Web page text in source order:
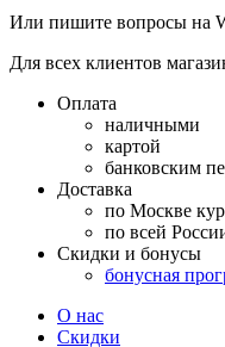
Или пишите вопросы на
Для всех клиентов
Оплата
наличными
картой
банковским
Доставка
по Москве
по всей
Скидки и бонусы
бонусная
О нас
Скидки